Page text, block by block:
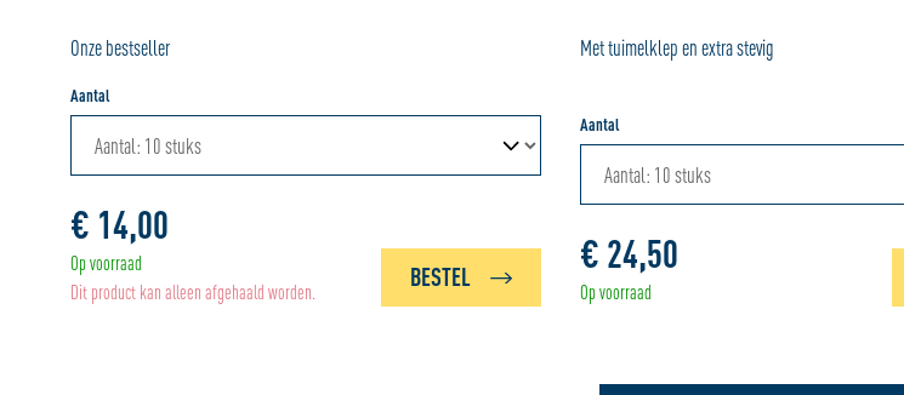
Onze bestseller
Aantal
€ 14,00
Op voorraad
Dit product kan alleen afgehaald worden.
BESTEL
Met tuimelklep en extra stevig
Aantal
€ 24,50
Op voorraad